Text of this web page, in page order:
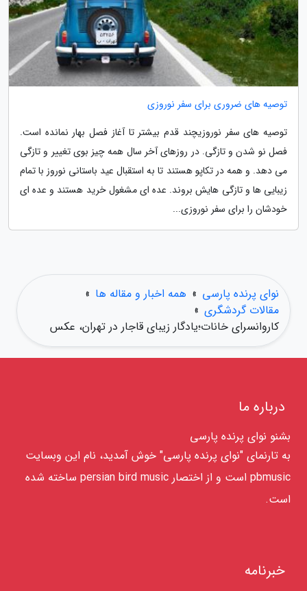
توصیه های ضروری برای سفر نوروزی
توصیه های سفر نوروزیچند قدم بیشتر تا آغاز فصل بهار نمانده است.
فصل نو شدن و تازگی. در روزهای آخر سال همه چیز بوی تغییر و تازگی
می دهد. و همه در تکاپو هستند تا به استقبال عید باستانی نوروز با تمام
زیبایی ها و تازگی هایش بروند. عده ای مشغول خرید هستند و عده ای
خودشان را برای سفر نوروزی...
نوای پرنده پارسی » همه اخبار و مقاله ها »
مقالات گردشگری »
کاروانسرای خانات؛یادگار زیبای قاجار در تهران، عکس
درباره ما
بشنو نوای پرنده پارسی
به تارنمای "نوای پرنده پارسی" خوش آمدید، نام این وبسایت
pbmusic است و از اختصار persian bird music ساخته شده
است.
خبرنامه